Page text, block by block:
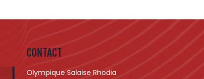
CONTACT
Olympique Salaise Rhodia